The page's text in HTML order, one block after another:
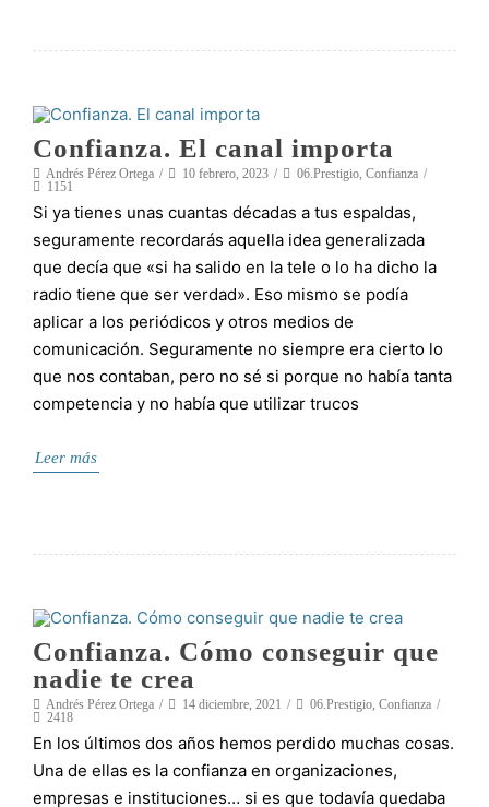
Confianza. El canal importa
Andrés Pérez Ortega 10 febrero, 2023 06.Prestigio, Confianza
1151
Si ya tienes unas cuantas décadas a tus espaldas,
seguramente recordarás aquella idea generalizada
que decía que «si ha salido en la tele o lo ha dicho la
radio tiene que ser verdad». Eso mismo se podía
aplicar a los periódicos y otros medios de
comunicación. Seguramente no siempre era cierto lo
que nos contaban, pero no sé si porque no había tanta
competencia y no había que utilizar trucos
Leer más
Confianza. Cómo conseguir que
nadie te crea
Andrés Pérez Ortega 14 diciembre, 2021 06.Prestigio, Confianza
2418
En los últimos dos años hemos perdido muchas cosas.
Una de ellas es la confianza en organizaciones,
empresas e instituciones… si es que todavía quedaba